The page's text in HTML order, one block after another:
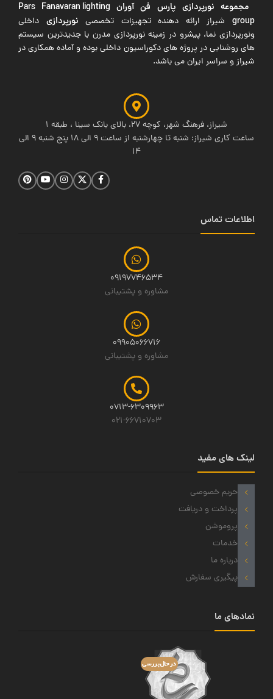
مجموعه نورپردازی پارس فن آوران Pars Fanavaran lighting
groupشیراز ارائه دهنده تجهیزات تخصصی نورپردازی داخلی
ونورپردازی نما، پیشرو در زمینه نورپردازی مدرن با جدیدترین سیستم
های روشنایی در پروژه های دکوراسیون داخلی بوده و آماده همکاری در
شیراز و سراسر ایران می باشد.
شیراز، فرهنگ شهر، کوچه 27، بالای بانک سینا ، طبقه 1
ساعت کاری شیراز: شنبه تا چهارشنبه از ساعت 9 الی 18 پنج شنبه 9 الی
14
اطلاعات تماس
09197746534
مشاوره و پشتیبانی
09905066716
مشاوره و پشتیبانی
0713-6309963
021-66710703
لینک های مفید
حریم خصوصی
پرداخت و دریافت
پروموشن
خدمات
درباره ما
پیگیری سفارش
نمادهای ما